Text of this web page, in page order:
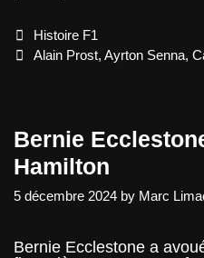
Categories
Histoire F1
Tags
Alain Prost,Ayrton Senna,
Bernie
Hamilton
5 décembre 2024 by Marc
Bernie Ecclestone a